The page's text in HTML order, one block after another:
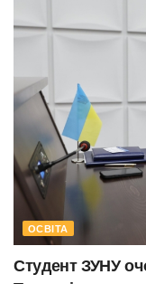
ОСВІТА
Студент ЗУНУ